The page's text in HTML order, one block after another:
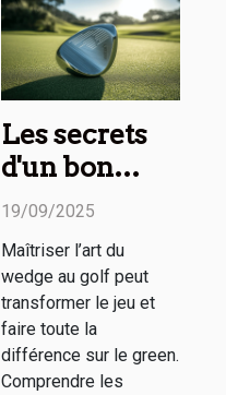
Les secrets
d'un bon
wedge
ligne
19/09/2025
Maîtriser l’art du
wedge au golf peut
transformer le jeu et
faire toute la
différence sur le green.
Comprendre les